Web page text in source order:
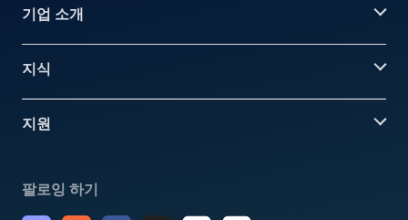
기업 소개
지식
지원
팔로잉 하기